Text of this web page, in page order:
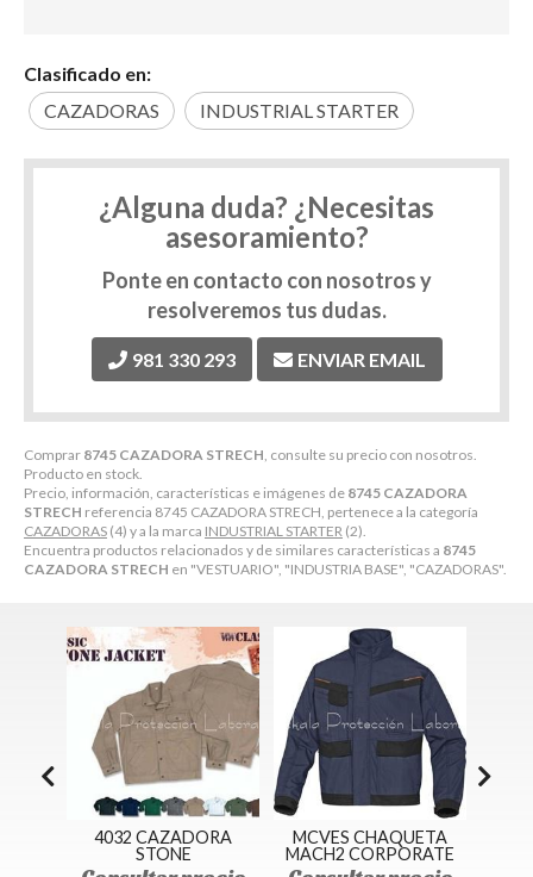
Comprar 8745 CAZADORA STRECH, consulte su precio con nosotros.
Producto en stock.
Precio, información, características e imágenes de 8745 CAZADORA
STRECH referencia 8745 CAZADORA STRECH, pertenece a la categoría
CAZADORAS (4) y a la marca INDUSTRIAL STARTER (2).
Encuentra productos relacionados y de similares características a 8745
CAZADORA STRECH en "VESTUARIO", "INDUSTRIA BASE", "CAZADORAS".
Clasificado en:
CAZADORAS
INDUSTRIAL STARTER
¿Alguna duda? ¿Necesitas
asesoramiento?
Ponte en contacto con nosotros y
resolveremos tus dudas.
981 330 293 ENVIAR EMAIL
4032 CAZADORA
STONE
MCVES CHAQUETA
MACH2 CORPORATE